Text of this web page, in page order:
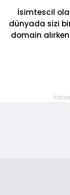
İsimtescil
dünyada sizi
domain